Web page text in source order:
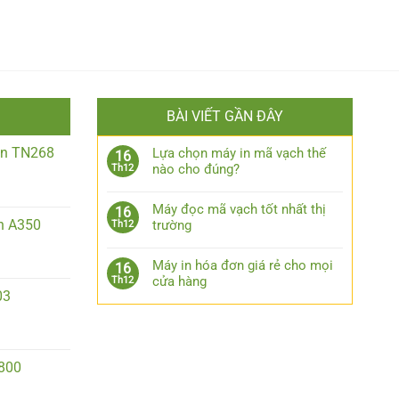
TN268
A350
BÀI VIẾT GẦN ĐÂY
16
Th12
Lựa chọn máy in mã vạch thế
nào cho đúng?
16
Th12
Máy đọc mã vạch tốt nhất thị
trường
16
Th12
Máy in hóa đơn giá rẻ cho mọi
cửa hàng